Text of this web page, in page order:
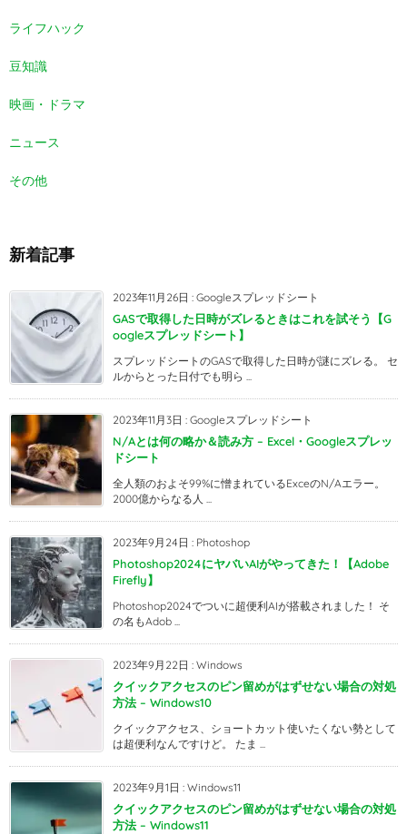
ライフハック
豆知識
映画・ドラマ
ニュース
その他
新着記事
2023年11月26日 : Googleスプレッドシート
GASで取得した日時がズレるときはこれを試そう【G
oogleスプレッドシート】
スプレッドシートのGASで取得した日時が謎にズレる。 セ
ルからとった日付でも明ら ...
2023年11月3日 : Googleスプレッドシート
N/Aとは何の略か＆読み方 – Excel・Googleスプレッ
ドシート
全人類のおよそ99%に憎まれているExceのN/Aエラー。
2000億からなる人 ...
2023年9月24日 : Photoshop
Photoshop2024にヤバいAIがやってきた！【Adobe
Firefly】
Photoshop2024でついに超便利AIが搭載されました！ そ
の名もAdob ...
2023年9月22日 : Windows
クイックアクセスのピン留めがはずせない場合の対処
方法 – Windows10
クイックアクセス、ショートカット使いたくない勢として
は超便利なんですけど。 たま ...
2023年9月1日 : Windows11
クイックアクセスのピン留めがはずせない場合の対処
方法 – Windows11